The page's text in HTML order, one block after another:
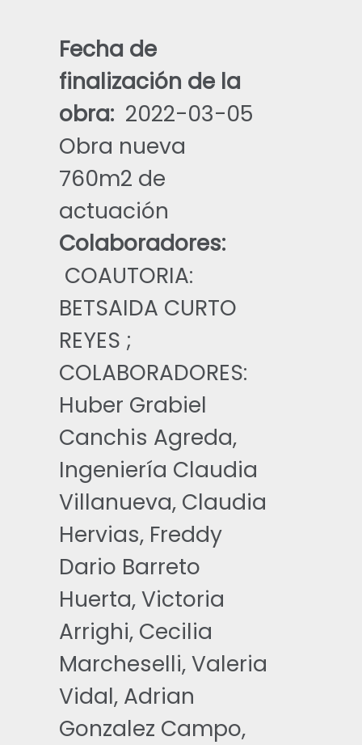
Fecha de
finalización de la
obra: 2022-03-05
Obra nueva
760m2 de
actuación
Colaboradores:
COAUTORIA:
BETSAIDA CURTO
REYES ;
COLABORADORES:
Huber Grabiel
Canchis Agreda,
Ingeniería Claudia
Villanueva, Claudia
Hervias, Freddy
Dario Barreto
Huerta, Victoria
Arrighi, Cecilia
Marcheselli, Valeria
Vidal, Adrian
Gonzalez Campo,